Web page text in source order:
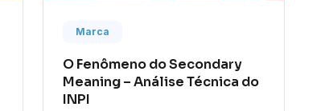
Marca
O Fenômeno do Secondary
Meaning – Análise Técnica do
INPI